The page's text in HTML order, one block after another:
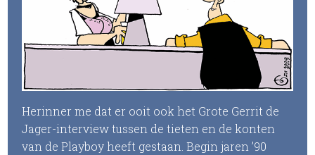
Herinner me dat er ooit ook het Grote Gerrit de
Jager-interview tussen de tieten en de konten
van de Playboy heeft gestaan. Begin jaren ’90